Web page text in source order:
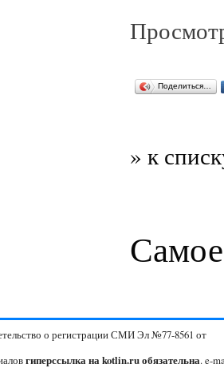
Поделиться…
» к
о регистрации СМИ Эл №77-8561 от
гиперссылка на kotlin.ru обязательна. e-